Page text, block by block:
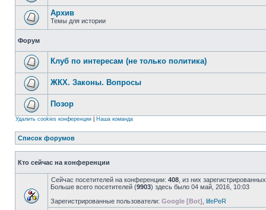
Архив
Темы для истории
Форум
Клуб по интересам (не только политика)
ЖКХ. Законы. Вопросы
Позор
Удалить cookies конференции Наша команда
Список форумов
Кто сейчас на конференции
Сейчас посетителей на конференции: 408 , из них
Больше всего посетителей (9903) здесь было 04 май, 2016, 10:03
Зарегистрированные пользователи: Google [Bot] lifePeR